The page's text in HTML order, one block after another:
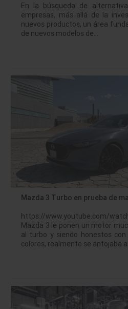
En la búsqueda de
empresas, más allá de la
nuevos productos, un área
de nuevos modelos de…
Mazda 3 Turbo en prueba de
https://www.youtube.com/
Mazda 3 le ponen un motor
al turbo y siendo honestos con
colores, realmente se antojaba